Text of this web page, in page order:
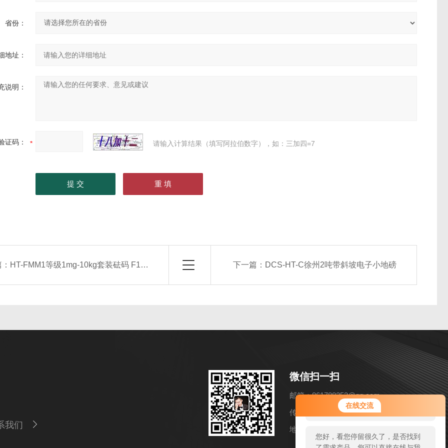
在线交流
您好！欢迎前来咨询，很高兴为您
服务，请问您要咨询什么问题呢？
您好，看您停留很久了，是否找到
省份：
地址：
说明：
证码： 请输入计算结果（填写阿拉伯数字），如：三加四=7
HT-FMM1等级1mg-10kg套装砝码 F1不锈钢套装法码 实验室天平砝码送镊子 下一篇： DCS-HT-C徐州2吨带斜坡电子小地磅
我们
微信扫一扫
邮箱：861788253@qq.com
传真：86-021-57858216
地址：上海市松江区洞泾镇长兴路652弄11号